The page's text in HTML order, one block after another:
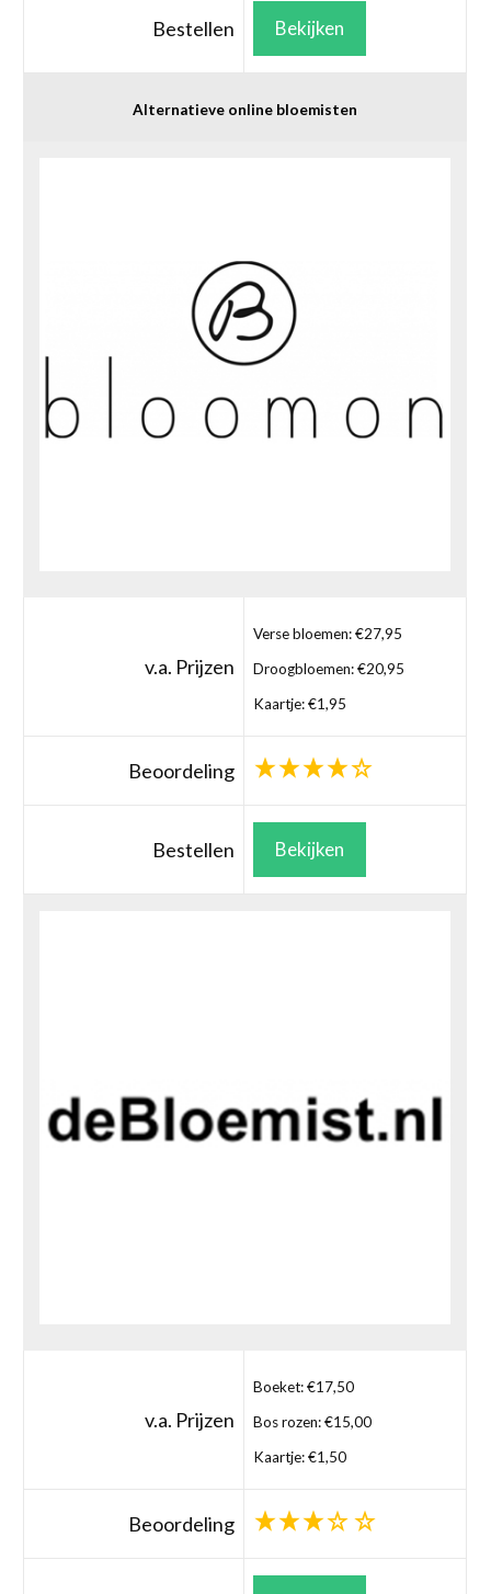
Bestellen Bekijken
Alternatieve online bloemisten
v.a. Prijzen
Verse bloemen: €27,95
Droogbloemen: €20,95
Kaartje: €1,95
Beoordeling
Bestellen Bekijken
v.a. Prijzen
Boeket: €17,50
Bos rozen: €15,00
Kaartje: €1,50
Beoordeling